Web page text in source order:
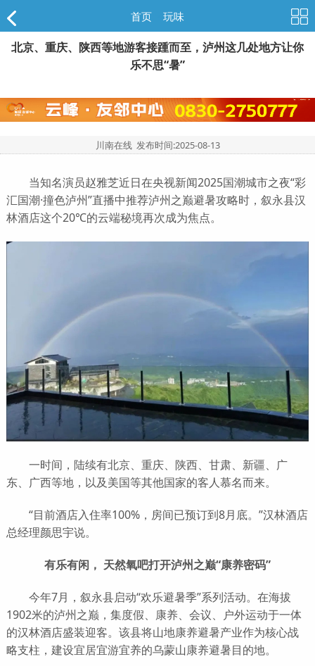
首页 玩味
北京、重庆、陕西等地游客接踵而至，泸州这几处地方让你
乐不思“暑”
川南在线 发布时间:2025-08-13
当知名演员赵雅芝近日在央视新闻2025国潮城市之夜“彩
汇国潮·撞色泸州”直播中推荐泸州之巅避暑攻略时，叙永县汉
林酒店这个20℃的云端秘境再次成为焦点。
一时间，陆续有北京、重庆、陕西、甘肃、新疆、广
东、广西等地，以及美国等其他国家的客人慕名而来。
“目前酒店入住率100%，房间已预订到8月底。”汉林酒店
总经理颜思宇说。
有乐有闲， 天然氧吧打开泸州之巅“康养密码”
今年7月，叙永县启动“欢乐避暑季”系列活动。在海拔
1902米的泸州之巅，集度假、康养、会议、户外运动于一体
的汉林酒店盛装迎客。该县将山地康养避暑产业作为核心战
略支柱，建设宜居宜游宜养的乌蒙山康养避暑目的地。